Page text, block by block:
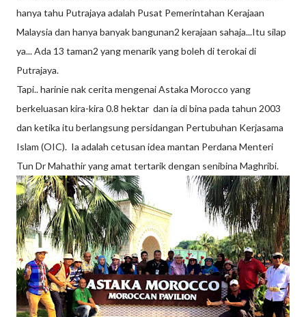
hanya tahu Putrajaya adalah Pusat Pemerintahan Kerajaan
Malaysia dan hanya banyak bangunan2 kerajaan sahaja...Itu silap
ya... Ada 13 taman2 yang menarik yang boleh di terokai di
Putrajaya.
Tapi.. harinie nak cerita mengenai Astaka Morocco yang
berkeluasan kira-kira 0.8 hektar dan ia di bina pada tahun 2003
dan ketika itu berlangsung persidangan Pertubuhan Kerjasama
Islam (OIC). Ia adalah cetusan idea mantan Perdana Menteri
Tun Dr Mahathir yang amat tertarik dengan senibina Maghribi.